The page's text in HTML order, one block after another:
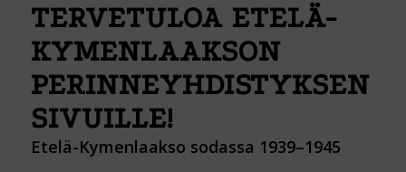
TERVETULOA ETELÄ-
KYMENLAAKSON
PERINNEYHDISTYKSEN
SIVUILLE!
Etelä-Kymenlaakso sodassa 1939–1945